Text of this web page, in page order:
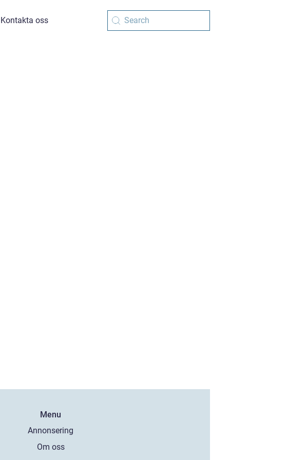
Kontakta oss
Menu
Annonsering
Om oss